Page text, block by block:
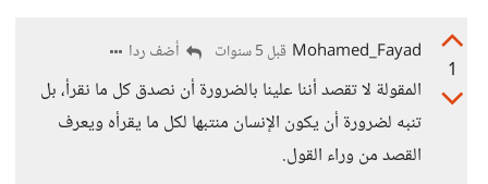
1
Mohamed_Fayad قبل 5 سنوات أضف ردا
المقولة لا تقصد أننا علينا بالضرورة أن نصدق كل ما نقرأ، بل
تنبه لضرورة أن يكون الإنسان منتبها لكل ما يقرأه ويعرف
القصد من وراء القول.